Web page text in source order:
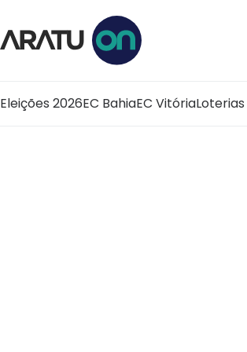
Eleições 2026EC BahiaEC VitóriaLoterias